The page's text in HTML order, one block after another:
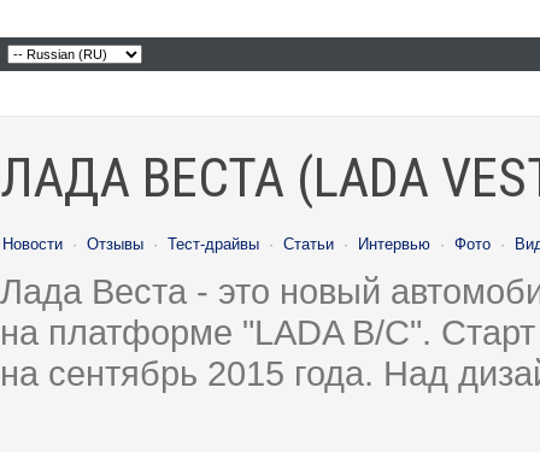
ЛАДА ВЕСТА (LADA
Новости · Отзывы · Тест-драйвы · Статьи · Интервью · Фото ·
Лада Веста - это новый
на платформе "LADA B/C".
на сентябрь 2015 года. Над